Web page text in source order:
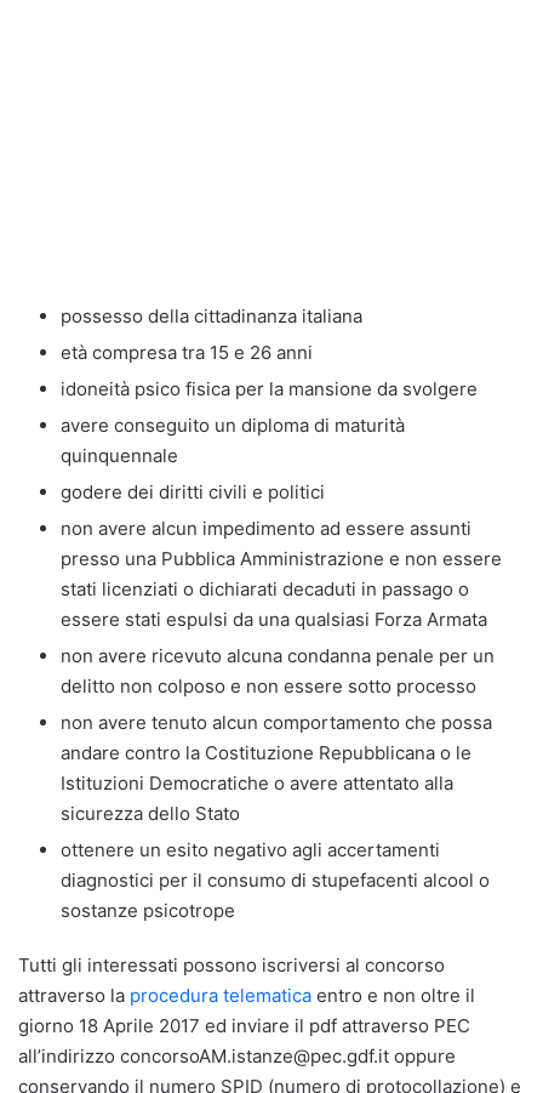
possesso della cittadinanza italiana
età compresa tra 15 e 26 anni
idoneità psico fisica per la mansione da svolgere
avere conseguito un diploma di maturità
quinquennale
godere dei diritti civili e politici
non avere alcun impedimento ad essere assunti
presso una Pubblica Amministrazione e non essere
stati licenziati o dichiarati decaduti in passago o
essere stati espulsi da una qualsiasi Forza Armata
non avere ricevuto alcuna condanna penale per un
delitto non colposo e non essere sotto processo
non avere tenuto alcun comportamento che possa
andare contro la Costituzione Repubblicana o le
Istituzioni Democratiche o avere attentato alla
sicurezza dello Stato
ottenere un esito negativo agli accertamenti
diagnostici per il consumo di stupefacenti alcool o
sostanze psicotrope
Tutti gli interessati possono iscriversi al concorso
attraverso la procedura telematica entro e non oltre il
giorno 18 Aprile 2017 ed inviare il pdf attraverso PEC
all’indirizzo concorsoAM.istanze@pec.gdf.it oppure
conservando il numero SPID (numero di protocollazione) e